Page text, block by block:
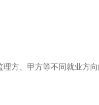
方、甲方等不同就业方向